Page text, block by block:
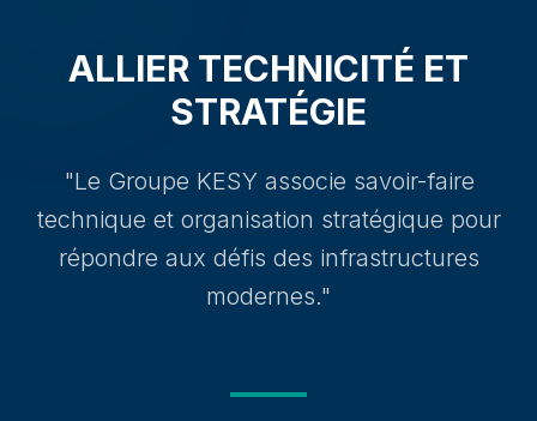
ALLIER TECHNICITÉ ET
STRATÉGIE
"Le Groupe KESY associe savoir-faire
technique et organisation stratégique pour
répondre aux défis des infrastructures
modernes."